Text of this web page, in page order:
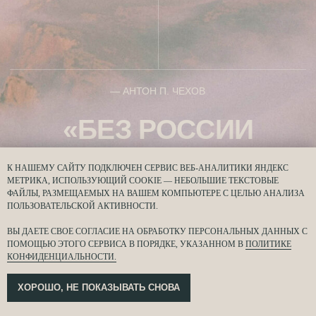
К НАШЕМУ САЙТУ ПОДКЛЮЧЕН СЕРВИС ВЕБ‑АНАЛИТИКИ ЯНДЕКС
МЕТРИКА, ИСПОЛЬЗУЮЩИЙ COOKIE — НЕБОЛЬШИЕ ТЕКСТОВЫЕ
ФАЙЛЫ, РАЗМЕЩАЕМЫХ НА ВАШЕМ КОМПЬЮТЕРЕ С ЦЕЛЬЮ АНАЛИЗА
ПОЛЬЗОВАТЕЛЬСКОЙ АКТИВНОСТИ.
ВЫ ДАЕТЕ СВОЕ СОГЛАСИЕ НА ОБРАБОТКУ ПЕРСОНАЛЬНЫХ ДАННЫХ С
ПОМОЩЬЮ ЭТОГО СЕРВИСА В ПОРЯДКЕ, УКАЗАННОМ В ПОЛИТИКЕ
КОНФИДЕНЦИАЛЬНОСТИ.
ХОРОШО, НЕ ПОКАЗЫВАТЬ СНОВА
РАЗНООБРАЗИЕ КУРОРТОВ —
ОТ УЕДИНЁННЫХ ПЛЯЖЕЙ ДО ЯРКИХ
НАБЕРЕЖНЫХ С КАФЕ, ФЕСТИВАЛЯМИ
И КОНЦЕРТАМИ
КРЫМ — ЭТО
РЕГИОН
С МНОЖЕСТВОМ
ЯРКИХ ЛОКАЦИЙ,
КАЖДАЯ
ИЗ КОТОРЫХ
УНИКАЛЬНА.
ЗДЕСЬ КАЖДЫЙ